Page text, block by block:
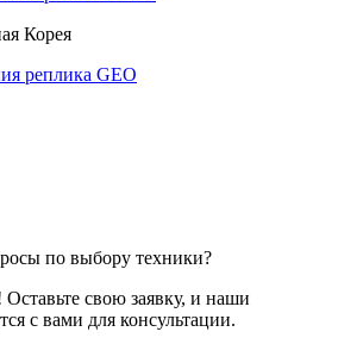
Корея
реплика GEO
по выбору техники?
свою заявку, и наши
с вами для консультации.